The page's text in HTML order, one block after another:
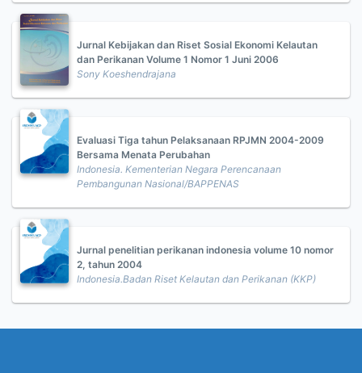
Jurnal Kebijakan dan Riset Sosial Ekonomi Kelautan
dan Perikanan Volume 1 Nomor 1 Juni 2006
Sony Koeshendrajana
Evaluasi Tiga tahun Pelaksanaan RPJMN 2004-2009
Bersama Menata Perubahan
Indonesia. Kementerian Negara Perencanaan
Pembangunan Nasional/BAPPENAS
Jurnal penelitian perikanan indonesia volume 10 nomor
2, tahun 2004
Indonesia.Badan Riset Kelautan dan Perikanan (KKP)